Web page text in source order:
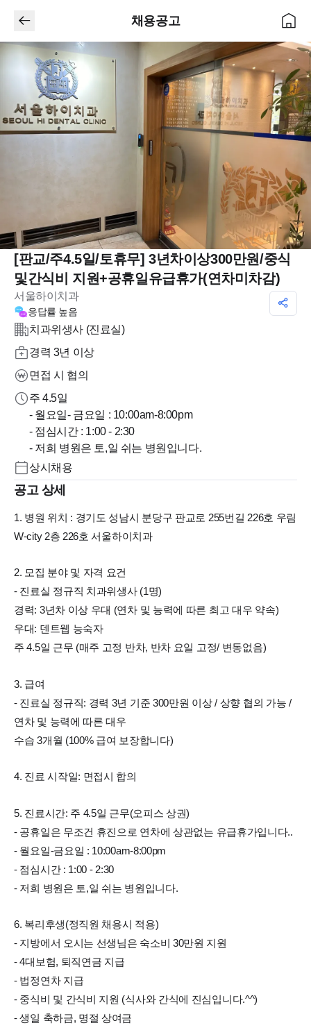
채용공고
[판교/주4.5일/토휴무] 3년차이상300만원/중식
및간식비 지원+공휴일유급휴가(연차미차감)
서울하이치과
응답률 높음
치과위생사 (진료실)
경력 3년 이상
면접 시 협의
주 4.5일
- 월요일- 금요일 : 10:00am-8:00pm
- 점심시간 : 1:00 - 2:30
- 저희 병원은 토,일 쉬는 병원입니다.
상시채용
공고 상세
1. 병원 위치 : 경기도 성남시 분당구 판교로 255번길 226호 우림
W-city 2층 226호 서울하이치과
2. 모집 분야 및 자격 요건
- 진료실 정규직 치과위생사 (1명)
경력: 3년차 이상 우대 (연차 및 능력에 따른 최고 대우 약속)
우대: 덴트웹 능숙자
주 4.5일 근무 (매주 고정 반차, 반차 요일 고정/ 변동없음)
3. 급여
- 진료실 정규직: 경력 3년 기준 300만원 이상 / 상향 협의 가능 /
연차 및 능력에 따른 대우
수습 3개월 (100% 급여 보장합니다)
4. 진료 시작일: 면접시 합의
5. 진료시간: 주 4.5일 근무(오피스 상권)
- 공휴일은 무조건 휴진으로 연차에 상관없는 유급휴가입니다..
- 월요일-금요일 : 10:00am-8:00pm
- 점심시간 : 1:00 - 2:30
- 저희 병원은 토,일 쉬는 병원입니다.
6. 복리후생(정직원 채용시 적용)
- 지방에서 오시는 선생님은 숙소비 30만원 지원
- 4대보험, 퇴직연금 지급
- 법정연차 지급
- 중식비 및 간식비 지원 (식사와 간식에 진심입니다.^^)
- 생일 축하금, 명절 상여금